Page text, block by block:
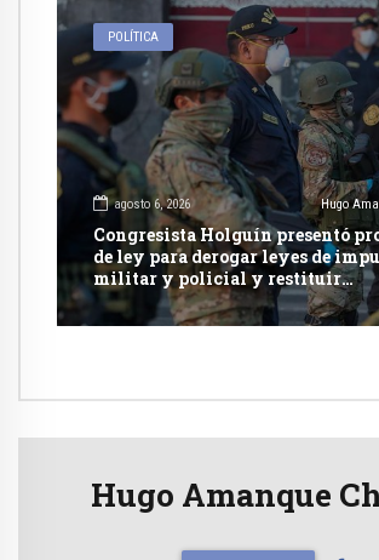
POLÍTICA
agosto 6, 2026 Hugo
Congresista Holguín presentó
de ley para derogar leyes de
militar y policial y restituir
competencia de justicia ordinaria
Hugo Amanque